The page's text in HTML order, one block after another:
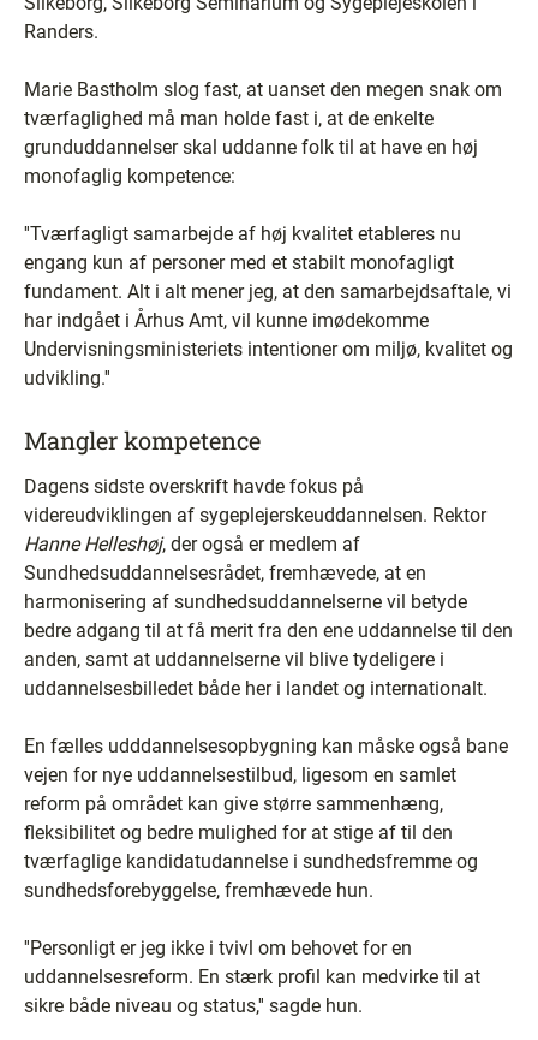
Randers.
Marie Bastholm slog fast, at uanset den megen snak om
tværfaglighed må man holde fast i, at de enkelte
grunduddannelser skal uddanne folk til at have en høj
monofaglig kompetence:
''Tværfagligt samarbejde af høj kvalitet etableres nu
engang kun af personer med et stabilt monofagligt
fundament. Alt i alt mener jeg, at den samarbejdsaftale, vi
har indgået i Århus Amt, vil kunne imødekomme
Undervisningsministeriets intentioner om miljø, kvalitet og
udvikling.''
Mangler kompetence
Dagens sidste overskrift havde fokus på
videreudviklingen af sygeplejerskeuddannelsen. Rektor
Hanne Helleshøj, der også er medlem af
Sundhedsuddannelsesrådet, fremhævede, at en
harmonisering af sundhedsuddannelserne vil betyde
bedre adgang til at få merit fra den ene uddannelse til den
anden, samt at uddannelserne vil blive tydeligere i
uddannelsesbilledet både her i landet og internationalt.
En fælles udddannelsesopbygning kan måske også bane
vejen for nye uddannelsestilbud, ligesom en samlet
reform på området kan give større sammenhæng,
fleksibilitet og bedre mulighed for at stige af til den
tværfaglige kandidatudannelse i sundhedsfremme og
sundhedsforebyggelse, fremhævede hun.
''Personligt er jeg ikke i tvivl om behovet for en
uddannelsesreform. En stærk profil kan medvirke til at
sikre både niveau og status,'' sagde hun.